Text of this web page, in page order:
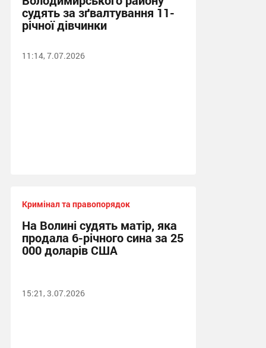
судять за зґвалтування 11-
річної дівчинки
11:14, 7.07.2026
Кримінал та правопорядок
На Волині судять матір, яка
продала 6-річного сина за 25
000 доларів США
15:21, 3.07.2026